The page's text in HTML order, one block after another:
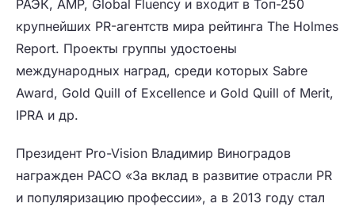
РАЭК, АМР, Global Fluency и входит в Топ-250
крупнейших PR-агентств мира рейтинга The Holmes
Report. Проекты группы удостоены
международных наград, среди которых Sabre
Award, Gold Quill of Excellence и Gold Quill of Merit,
IPRA и др.
Президент Pro-Vision Владимир Виноградов
награжден РАСО «За вклад в развитие отрасли PR
и популяризацию профессии», а в 2013 году стал